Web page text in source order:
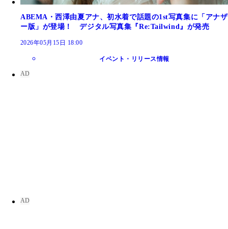
ABEMA・西澤由夏アナ、初水着で話題の1st写真集に「アナザ
ー版」が登場！ デジタル写真集『Re:Tailwind』が発売
2026年05月15日 18:00
イベント・リリース情報